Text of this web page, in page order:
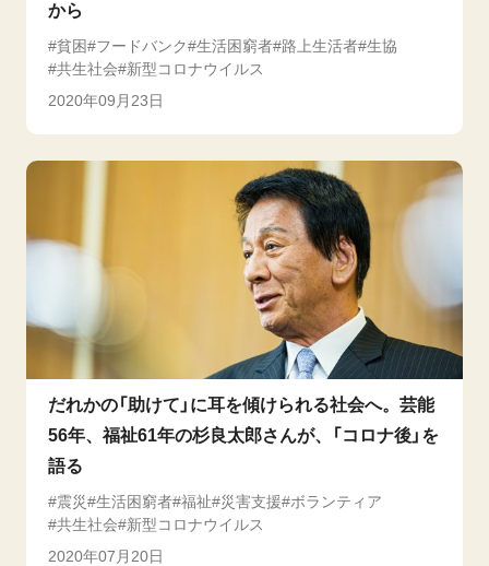
から
貧困 フードバンク 生活困窮者 路上生活者 生協
共生社会
新型コロナウイルス
2020年09月23日
だれかの「助けて」に耳を傾けられる社会へ。芸能
56年、福祉61年の杉良太郎さんが、「コロナ後」を
語る
震災 生活困窮者 福祉 災害支援
ボランティア
共生社会
新型コロナウイルス
2020年07月20日